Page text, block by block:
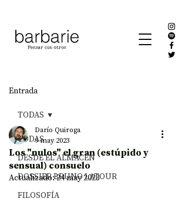
Entrada
TODAS
DESDE EL ALMACÉN
DOSSIER BRUNO LATOUR
FILOSOFÍA
TODAS
Los "nulos" el gran (estúpido y
sensual) consuelo
Darío Quiroga
9 may 2023
Actualizado:24 may 2023